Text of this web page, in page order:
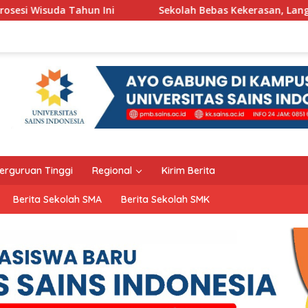
Sekolah Bebas Kekerasan, Langkah Pemkot Kediri
Tinggi Regional Kirim Berita
Berita Sekolah SMA Berita Sekolah SMK